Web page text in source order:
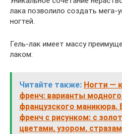
лака позволило создать мега-
ногтей.
Гель-лак имеет массу
лаком:
Читайте также: Ногти —
френч: варианты
французского маникюра.
френч с рисунком: с
цветами, узором,